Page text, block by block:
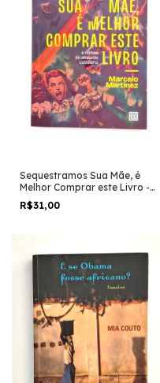
Sequestramos Sua Mãe, é
Melhor Comprar este Livro -
Marcelo Martinez
R$31,00